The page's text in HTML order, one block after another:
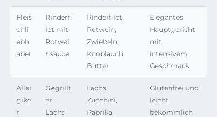
Fleis
chli
ebh
aber
Rinderfi
let mit
Rotwei
nsauce
Rinderfilet,
Rotwein,
Zwiebeln,
Knoblauch,
Butter
Elegantes
Hauptgericht
mit
intensivem
Geschmack
Aller
gike
r
Gegrillt
er
Lachs
Lachs,
Zucchini,
Paprika,
Glutenfrei und
leicht
bekömmlich